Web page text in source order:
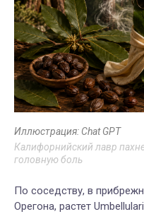
Иллюстрация: Chat GPT
Калифорнийский лавр
головную боль
По соседству, в
Орегона, растет